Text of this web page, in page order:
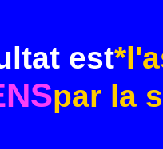
est
par la